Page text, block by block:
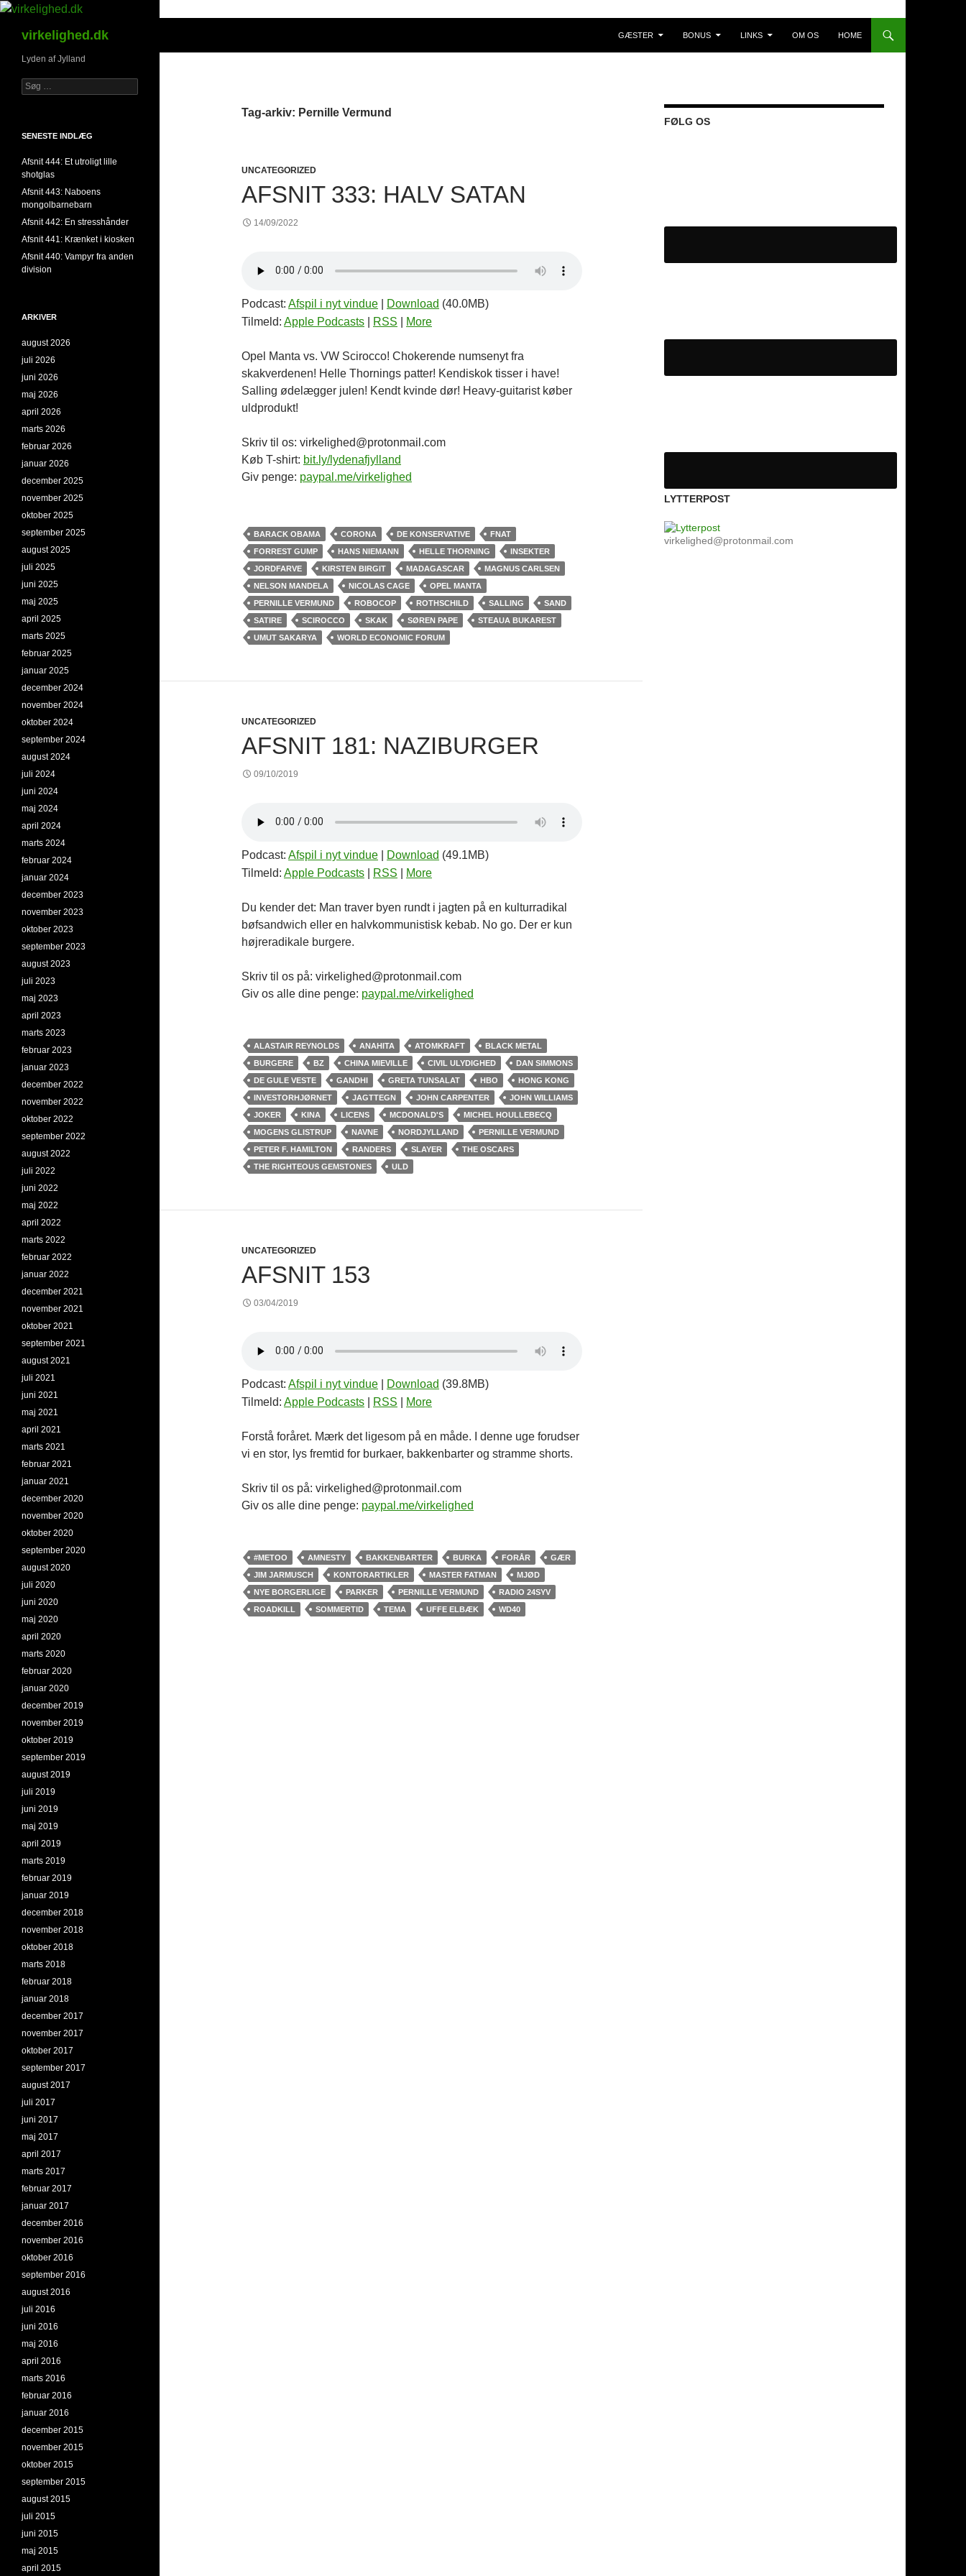
Hop
indholdvirkelighed.dk GÆSTER BONUS LINKS OM OS HOME
Tag-arkiv: Pernille Vermund
UNCATEGORIZED
AFSNIT 333: HALV SATAN
14/09/2022
Podcast: Afspil i nyt vindue Download (40.0MB)
Tilmeld: Apple Podcasts RSS More
Opel Manta vs. VW Scirocco! Chokerende numsenyt fra
skakverdenen! Helle Thornings patter! Kendiskok tisser i have!
Salling ødelægger julen! Kendt kvinde dør! Heavy-guitarist køber
uldprodukt!
Skriv til os: virkelighed@protonmail.com
Køb T-shirt: bit.ly/lydenafjylland
Giv penge: paypal.me/virkelighed
BARACK OBAMA CORONA DE KONSERVATIVE
FNAT
FORREST GUMP
HANS NIEMANN HELLE THORNING
INSEKTER
JORDFARVE
KIRSTEN BIRGIT MADAGASCAR
MAGNUS CARLSEN
NELSON MANDELA
NICOLAS CAGE
OPEL MANTA
PERNILLE VERMUND
ROBOCOP ROTHSCHILD SALLING
SAND
SATIRE
SCIROCCO SKAK SØREN PAPE
STEAUA BUKAREST
UMUT SAKARYA
WORLD ECONOMIC FORUM
UNCATEGORIZED
AFSNIT 181: NAZIBURGER
09/10/2019
Podcast: Afspil i nyt vindue Download (49.1MB)
Tilmeld: Apple Podcasts RSS More
Du kender det: Man traver byen rundt i jagten på en kulturradikal
bøfsandwich eller en halvkommunistisk kebab. No go. Der er kun
højreradikale burgere.
Skriv til os på: virkelighed@protonmail.com
Giv os alle dine penge: paypal.me/virkelighed
ALASTAIR REYNOLDS ANAHITA ATOMKRAFT
BLACK METAL
BURGERE
BZ CHINA MIEVILLE CIVIL ULYDIGHED
DAN SIMMONS
DE GULE VESTE
GANDHI GRETA TUNSALAT HBO
HONG KONG
INVESTORHJØRNET
JAGTTEGN JOHN CARPENTER
JOHN WILLIAMS
JOKER
KINA LICENS MCDONALD'S
MICHEL HOULLEBECQ
MOGENS GLISTRUP
NAVNE NORDJYLLAND
PERNILLE VERMUND
PETER F. HAMILTON
RANDERS SLAYER
THE OSCARS
THE RIGHTEOUS GEMSTONES
ULD
UNCATEGORIZED
AFSNIT 153
03/04/2019
Podcast: Afspil i nyt vindue Download (39.8MB)
Tilmeld: Apple Podcasts RSS More
Forstå foråret. Mærk det ligesom på en måde. I denne uge forudser
vi en stor, lys fremtid for burkaer, bakkenbarter og stramme shorts.
Skriv til os på: virkelighed@protonmail.com
Giv os alle dine penge: paypal.me/virkelighed
#METOO AMNESTY BAKKENBARTER BURKA FORÅR
GÆR
JIM JARMUSCH
KONTORARTIKLER MASTER FATMAN
MJØD
NYE BORGERLIGE
PARKER PERNILLE VERMUND
RADIO 24SYV
ROADKILL
SOMMERTID TEMA UFFE ELBÆK WD40
FØLG OS
LYTTERPOST
virkelighed@protonmail.com
Lyden af Jylland
Søg
efter:
SENESTE INDLÆG
Afsnit 444: Et utroligt lille
shotglas
Afsnit 443: Naboens
mongolbarnebarn
Afsnit 442: En stresshånder
Afsnit 441: Krænket i kiosken
Afsnit 440: Vampyr fra anden
division
ARKIVER
august 2026
juli 2026
juni 2026
maj 2026
april 2026
marts 2026
februar 2026
januar 2026
december 2025
november 2025
oktober 2025
september 2025
august 2025
juli 2025
juni 2025
maj 2025
april 2025
marts 2025
februar 2025
januar 2025
december 2024
november 2024
oktober 2024
september 2024
august 2024
juli 2024
juni 2024
maj 2024
april 2024
marts 2024
februar 2024
januar 2024
december 2023
november 2023
oktober 2023
september 2023
august 2023
juli 2023
maj 2023
april 2023
marts 2023
februar 2023
januar 2023
december 2022
november 2022
oktober 2022
september 2022
august 2022
juli 2022
juni 2022
maj 2022
april 2022
marts 2022
februar 2022
januar 2022
december 2021
november 2021
oktober 2021
september 2021
august 2021
juli 2021
juni 2021
maj 2021
april 2021
marts 2021
februar 2021
januar 2021
december 2020
november 2020
oktober 2020
september 2020
august 2020
juli 2020
juni 2020
maj 2020
april 2020
marts 2020
februar 2020
januar 2020
december 2019
november 2019
oktober 2019
september 2019
august 2019
juli 2019
juni 2019
maj 2019
april 2019
marts 2019
februar 2019
januar 2019
december 2018
november 2018
oktober 2018
marts 2018
februar 2018
januar 2018
december 2017
november 2017
oktober 2017
september 2017
august 2017
juli 2017
juni 2017
maj 2017
april 2017
marts 2017
februar 2017
januar 2017
december 2016
november 2016
oktober 2016
september 2016
august 2016
juli 2016
juni 2016
maj 2016
april 2016
marts 2016
februar 2016
januar 2016
december 2015
november 2015
oktober 2015
september 2015
august 2015
juli 2015
juni 2015
maj 2015
april 2015